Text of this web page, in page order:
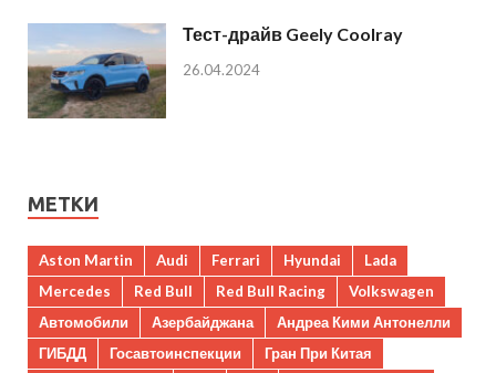
Тест-драйв Geely Coolray
26.04.2024
МЕТКИ
Aston Martin Audi Ferrari Hyundai
Lada
Mercedes
Red Bull Red Bull Racing
Volkswagen
Автомобили
Азербайджана
Андреа Кими Антонелли
ГИБДД
Госавтоинспекции
Гран При Китая